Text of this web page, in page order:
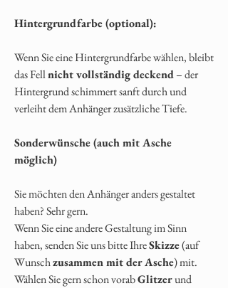
Hintergrundfarbe (optional):
Wenn Sie eine Hintergrundfarbe wählen, bleibt
das Fellnicht vollständig deckend– der
Hintergrund schimmert sanft durch und
verleiht dem Anhänger zusätzliche Tiefe.
Sonderwünsche (auch mit Asche
möglich)
Sie möchten den Anhänger anders gestaltet
haben? Sehr gern.
Wenn Sie eine andere Gestaltung im Sinn
haben, senden Sie uns bitte IhreSkizze(auf
Wunschzusammen mit der Asche) mit.
Wählen Sie gern schon vorabGlitzerund